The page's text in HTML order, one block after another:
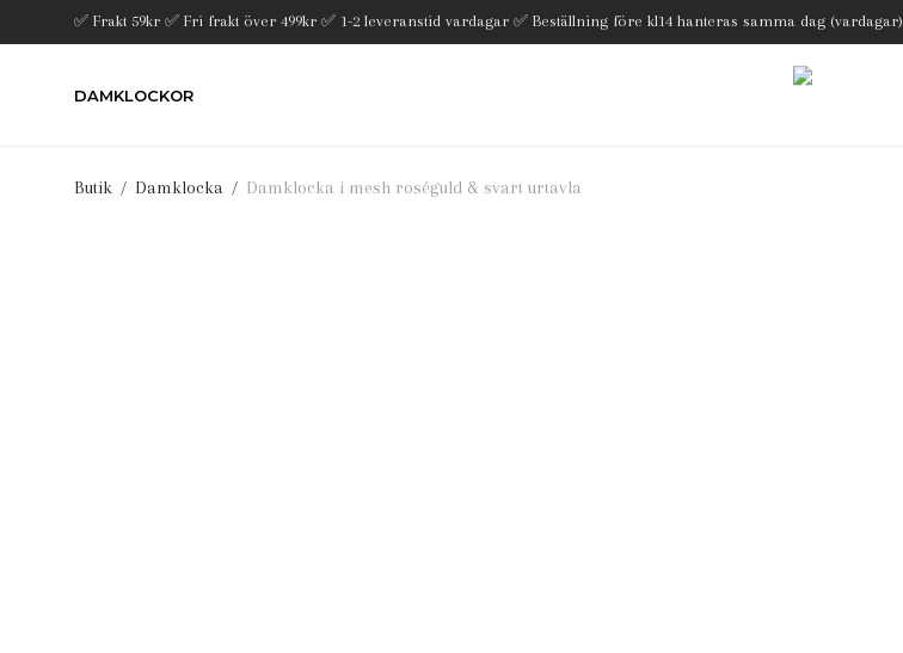
✅ Frakt 59kr ✅ Fri frakt över 499kr ✅ 1-2 leveranstid vardagar ✅ Beställning före kl14 hanteras samma dag (vardagar)
DAMKLOCKOR
Butik / Damklocka / Damklocka i mesh roséguld & svart urtavla